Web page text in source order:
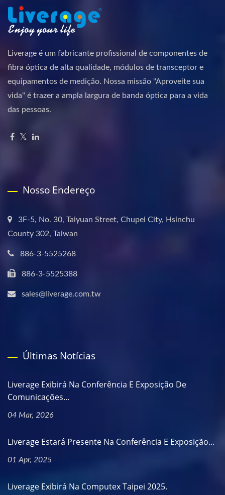
Liverage é um fabricante profissional de componentes de
fibra óptica de alta qualidade, módulos de transceptor e
equipamentos de medição. Nossa missão "Aproveite sua
vida" é trazer a ampla largura de banda óptica para a vida
das pessoas.
Nosso Endereço
3F-5, No. 30, Taiyuan Street, Chupei City, Hsinchu
County 302, Taiwan
886-3-5525268
886-3-5525388
sales@liverage.com.tw
Últimas Notícias
Liverage Exibirá Na Conferência E Exposição De
Comunicações...
04 Mar, 2026
Liverage Estará Presente Na Conferência E Exposição...
01 Apr, 2025
Liverage Exibirá Na Computex Taipei 2025.